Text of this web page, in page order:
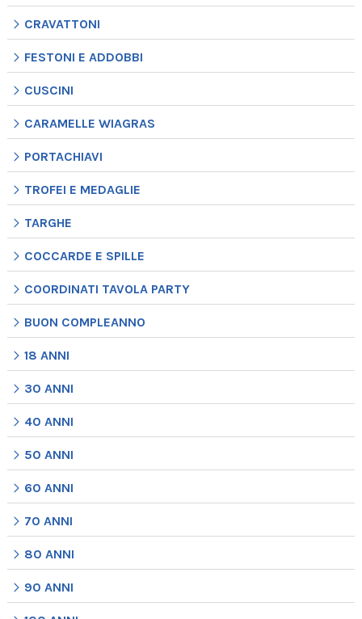
CRAVATTONI
FESTONI E ADDOBBI
CUSCINI
CARAMELLE WIAGRAS
PORTACHIAVI
TROFEI E MEDAGLIE
TARGHE
COCCARDE E SPILLE
COORDINATI TAVOLA PARTY
BUON COMPLEANNO
18 ANNI
30 ANNI
40 ANNI
50 ANNI
60 ANNI
70 ANNI
80 ANNI
90 ANNI